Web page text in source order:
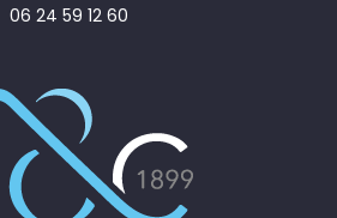
06 24 59 12 60